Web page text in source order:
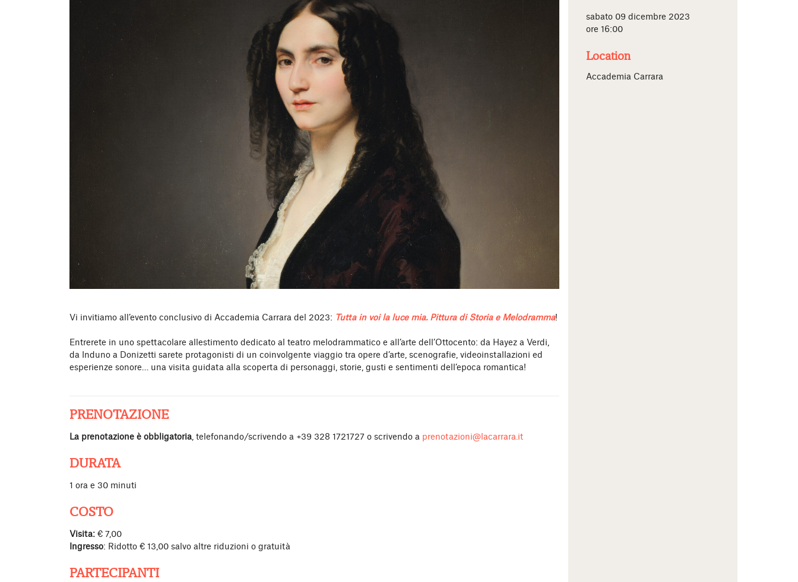
Vi invitiamo all’evento conclusivo di Accademia Carrara del 2023: Tutta in voi la luce mia. Pittura di Storia e Melodramma!
Entrerete in uno spettacolare allestimento dedicato al teatro melodrammatico e all’arte dell’Ottocento: da Hayez a Verdi,
da Induno a Donizetti sarete protagonisti di un coinvolgente viaggio tra opere d’arte, scenografie, videoinstallazioni ed
esperienze sonore… una visita guidata alla scoperta di personaggi, storie, gusti e sentimenti dell’epoca romantica!
PRENOTAZIONE
La prenotazione è obbligatoria, telefonando/scrivendo a +39 328 1721727 o scrivendo a prenotazioni@lacarrara.it
DURATA
1 ora e 30 minuti
COSTO
Visita: € 7,00
Ingresso: Ridotto € 13,00 salvo altre riduzioni o gratuità
PARTECIPANTI
sabato 09 dicembre 2023
ore 16:00
Location
Accademia Carrara